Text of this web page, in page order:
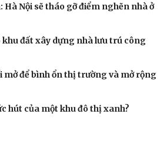
Hà Nội sẽ tháo gỡ điểm nghẽn nhà ở
khu đất xây dựng nhà lưu trú công
mở để bình ổn thị trường và mở rộng
hút của một khu đô thị xanh?